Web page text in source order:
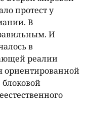
протест у
В
И
в
реалии
ориентированной
блоковой